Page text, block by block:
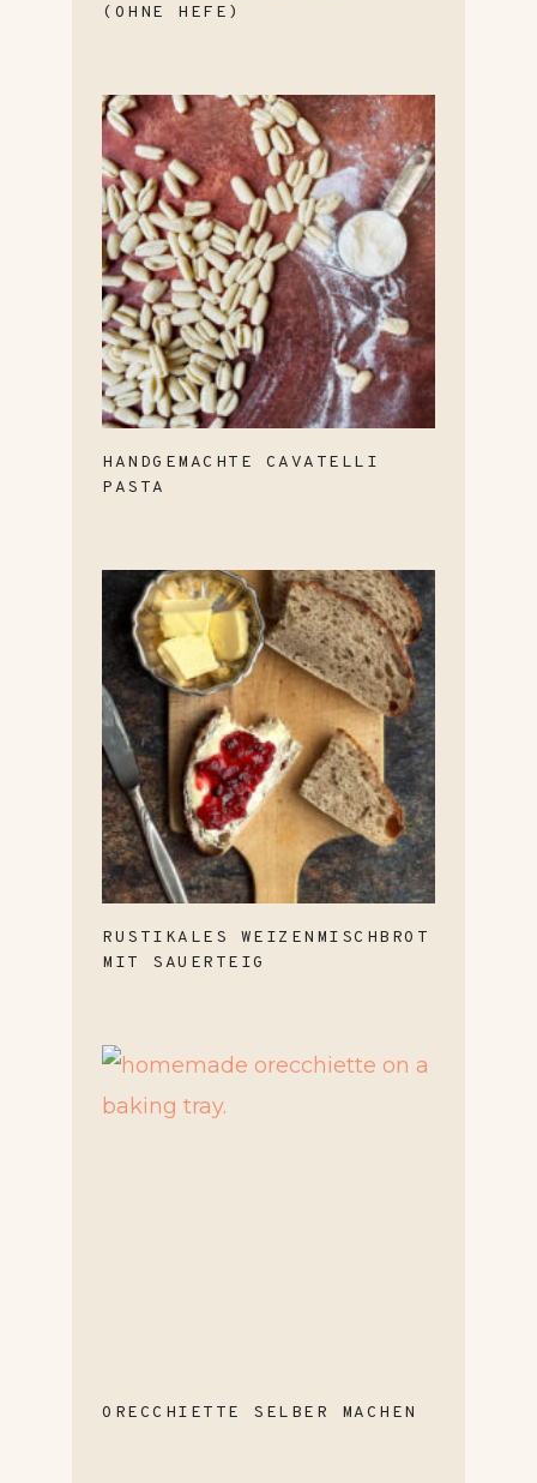
(OHNE HEFE)
HANDGEMACHTE CAVATELLI
PASTA
RUSTIKALES WEIZENMISCHBROT
MIT SAUERTEIG
ORECCHIETTE SELBER MACHEN